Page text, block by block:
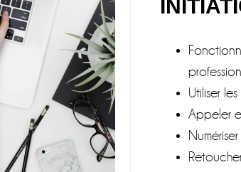
Utiliser
Appeler